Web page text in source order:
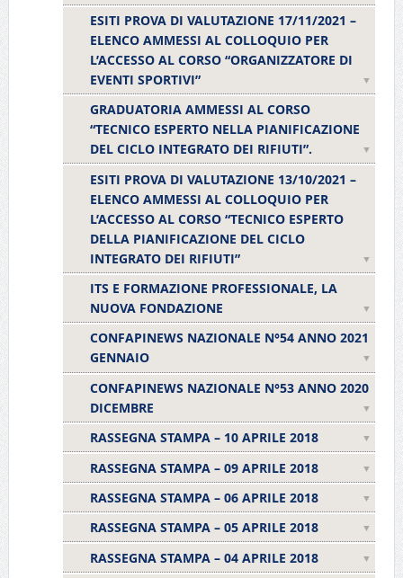
ESITI PROVA DI VALUTAZIONE 17/11/2021 –
ELENCO AMMESSI AL COLLOQUIO PER
L’ACCESSO AL CORSO “ORGANIZZATORE DI
EVENTI SPORTIVI”
GRADUATORIA AMMESSI AL CORSO
“TECNICO ESPERTO NELLA PIANIFICAZIONE
DEL CICLO INTEGRATO DEI RIFIUTI”.
ESITI PROVA DI VALUTAZIONE 13/10/2021 –
ELENCO AMMESSI AL COLLOQUIO PER
L’ACCESSO AL CORSO “TECNICO ESPERTO
DELLA PIANIFICAZIONE DEL CICLO
INTEGRATO DEI RIFIUTI”
ITS E FORMAZIONE PROFESSIONALE, LA
NUOVA FONDAZIONE
CONFAPINEWS NAZIONALE N°54 ANNO 2021
GENNAIO
CONFAPINEWS NAZIONALE N°53 ANNO 2020
DICEMBRE
RASSEGNA STAMPA – 10 APRILE 2018
RASSEGNA STAMPA – 09 APRILE 2018
RASSEGNA STAMPA – 06 APRILE 2018
RASSEGNA STAMPA – 05 APRILE 2018
RASSEGNA STAMPA – 04 APRILE 2018